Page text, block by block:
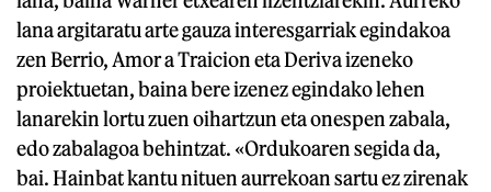
lana argitaratu arte gauza interesgarriak egindakoa
zen Berrio, Amor a Traicion eta Deriva izeneko
proiektuetan, baina bere izenez egindako lehen
lanarekin lortu zuen oihartzun eta onespen zabala,
edo zabalagoa behintzat. «Ordukoaren segida da,
bai. Hainbat kantu nituen aurrekoan sartu ez zirenak